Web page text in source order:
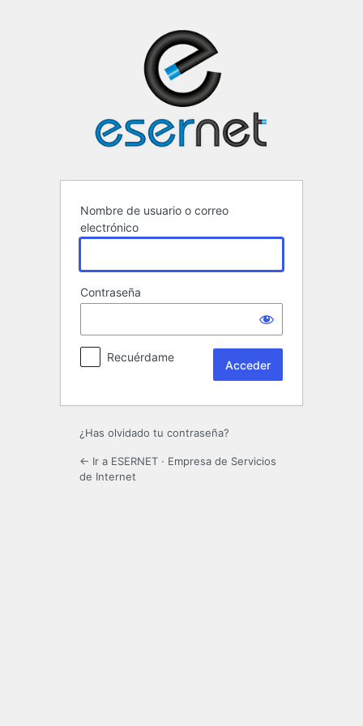
Nombre de usuario o correo
electrónico
Contraseña
Recuérdame
¿Has olvidado tu contraseña?
← Ir a ESERNET · Empresa de Servicios
de Internet